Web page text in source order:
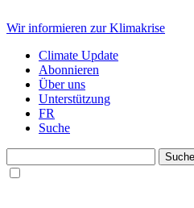
Wir informieren zur Klimakrise
Climate Update
Abonnieren
Über uns
Unterstützung
FR
Suche